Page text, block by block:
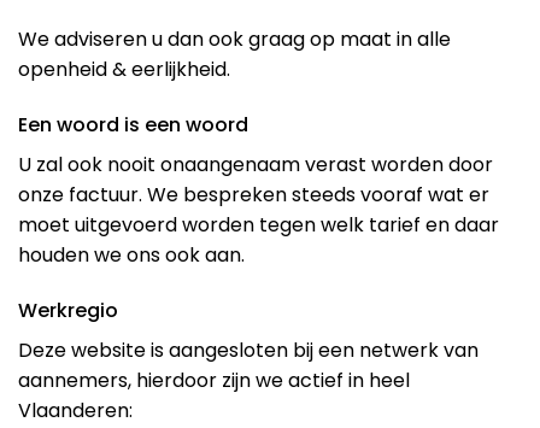
We adviseren u dan ook graag op maat in alle
openheid & eerlijkheid.
Een woord is een woord
U zal ook nooit onaangenaam verast worden door
onze factuur. We bespreken steeds vooraf wat er
moet uitgevoerd worden tegen welk tarief en daar
houden we ons ook aan.
Werkregio
Deze website is aangesloten bij een netwerk van
aannemers, hierdoor zijn we actief in heel
Vlaanderen: